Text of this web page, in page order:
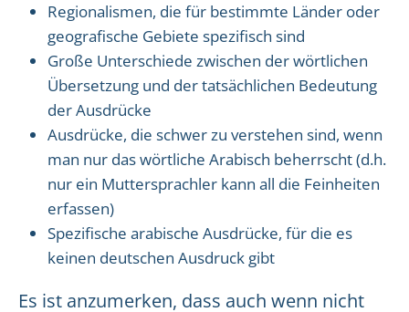
Regionalismen, die für bestimmte Länder oder
geografische Gebiete spezifisch sind
Große Unterschiede zwischen der wörtlichen
Übersetzung und der tatsächlichen Bedeutung
der Ausdrücke
Ausdrücke, die schwer zu verstehen sind, wenn
man nur das wörtliche Arabisch beherrscht (d.h.
nur ein Muttersprachler kann all die Feinheiten
erfassen)
Spezifische arabische Ausdrücke, für die es
keinen deutschen Ausdruck gibt
Es ist anzumerken, dass auch wenn nicht